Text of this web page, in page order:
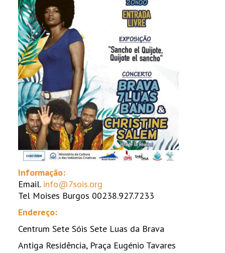
Informação:
Email. info@7sois.org
Tel Moises Burgos 00238.927.7233
Endereço:
Centrum Sete Sóis Sete Luas da Brava
Antiga Residência, Praça Eugénio Tavares